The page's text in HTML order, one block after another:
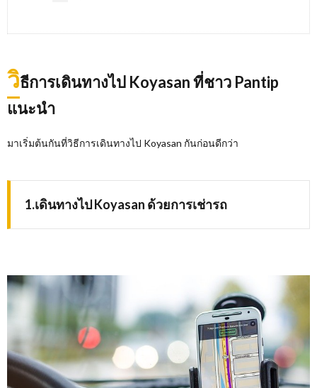
วิธีการเดินทางไป Koyasan ที่ชาว Pantip
แนะนำ
มาเริ่มต้นกันที่วิธีการเดินทางไป Koyasan กันก่อนดีกว่า
1.เดินทางไป Koyasan ด้วยการเช่ารถ